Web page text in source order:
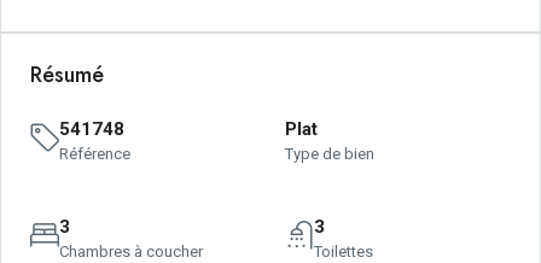
Résumé
541748
Référence
Plat
Type de bien
3
Chambres à coucher
3
Toilettes